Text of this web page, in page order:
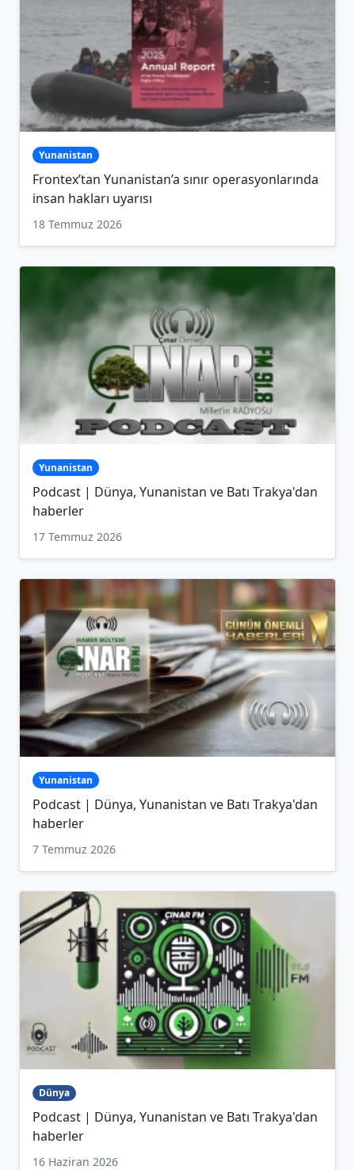
Yunanistan
Frontex’tan Yunanistan’a sınır operasyonlarında
insan hakları uyarısı
18 Temmuz 2026
Yunanistan
Podcast | Dünya, Yunanistan ve Batı Trakya'dan
haberler
17 Temmuz 2026
Yunanistan
Podcast | Dünya, Yunanistan ve Batı Trakya'dan
haberler
7 Temmuz 2026
Dünya
Podcast | Dünya, Yunanistan ve Batı Trakya'dan
haberler
16 Haziran 2026